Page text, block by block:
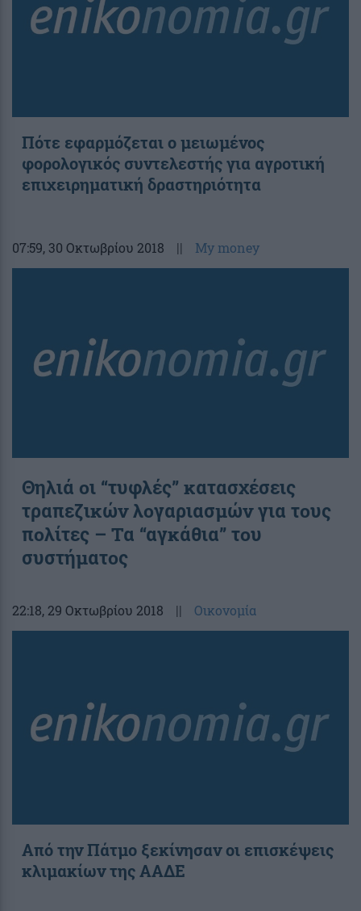
Πότε εφαρμόζεται ο μειωμένος
φορολογικός συντελεστής για αγροτική
επιχειρηματική δραστηριότητα
07:59, 30 Οκτωβρίου 2018 || My money
Θηλιά οι “τυφλές” κατασχέσεις
τραπεζικών λογαριασμών για τους
πολίτες – Τα “αγκάθια” του
συστήματος
22:18, 29 Οκτωβρίου 2018 || Οικονομία
Από την Πάτμο ξεκίνησαν οι επισκέψεις
κλιμακίων της ΑΑΔΕ